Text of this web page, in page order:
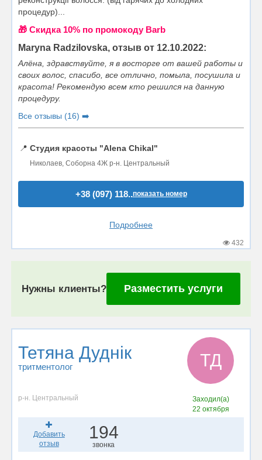
процедур)...
🎁 Cкидка 10% по промокоду Barb
Maryna Radzilovska, отзыв от 12.10.2022:
Алёна, здравствуйте, я в восторге от вашей работы и
своих волос, спасибо, все отлично, помыла, посушила и
красота! Рекомендую всем кто решился на данную
процедуру.
Все отзывы (16) ➡️
📍 Студия красоты "Alena Chikal"
Николаев, Соборна 4Ж р-н. Центральный
+38 (097) 118..показать номер
Подробнее
432
Нужны клиенты? Разместить услуги
Тетяна Дуднік
тритментолог ТД
р-н. Центральный
Заходил(а)
22 октября
Добавить
отзыв
194
звонка